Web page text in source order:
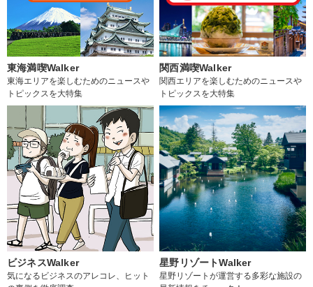
東海満喫Walker
東海エリアを楽しむためのニュースや
トピックスを大特集
関西満喫Walker
関西エリアを楽しむためのニュースや
トピックスを大特集
ビジネスWalker
気になるビジネスのアレコレ、ヒット
星野リゾートWalker
星野リゾートが運営する多彩な施設の